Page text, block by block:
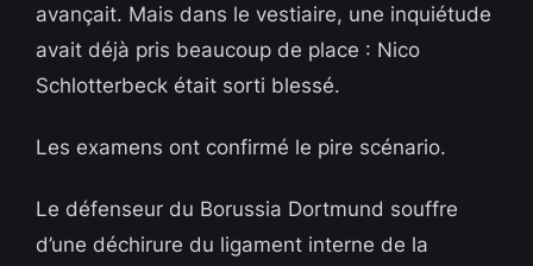
avançait. Mais dans le vestiaire, une inquiétude
avait déjà pris beaucoup de place : Nico
Schlotterbeck était sorti blessé.
Les examens ont confirmé le pire scénario.
Le défenseur du Borussia Dortmund souffre
d’une déchirure du ligament interne de la